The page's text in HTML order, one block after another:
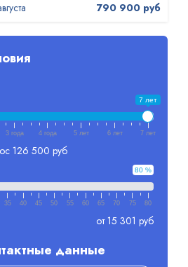
790 900 руб
7 лет
3 года 4 года 5 лет 6 лет 7 лет
126 500 руб
80 %
35 40 45 50 55 60 65 70 75 80
от 15 301 руб
данные